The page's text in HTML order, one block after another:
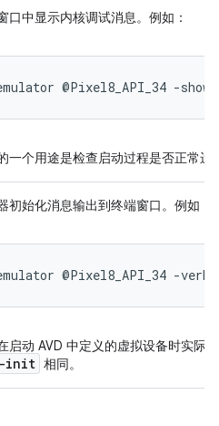
口中显示内核调试消息。例如：
@Pixel8_API_34 -
一个用途是检查启动过程是否正常运
初始化消息输出到终端窗口。例如：
@Pixel8_API_34 -
启动 AVD 中定义的虚拟设备时实际
init 相同。